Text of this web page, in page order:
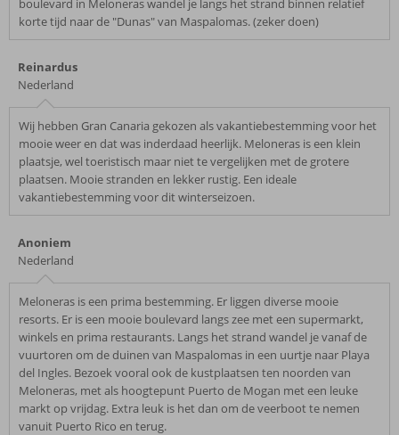
boulevard in Meloneras wandel je langs het strand binnen relatief
korte tijd naar de "Dunas" van Maspalomas. (zeker doen)
Reinardus
Nederland
Wij hebben Gran Canaria gekozen als vakantiebestemming voor het
mooie weer en dat was inderdaad heerlijk. Meloneras is een klein
plaatsje, wel toeristisch maar niet te vergelijken met de grotere
plaatsen. Mooie stranden en lekker rustig. Een ideale
vakantiebestemming voor dit winterseizoen.
Anoniem
Nederland
Meloneras is een prima bestemming. Er liggen diverse mooie
resorts. Er is een mooie boulevard langs zee met een supermarkt,
winkels en prima restaurants. Langs het strand wandel je vanaf de
vuurtoren om de duinen van Maspalomas in een uurtje naar Playa
del Ingles. Bezoek vooral ook de kustplaatsen ten noorden van
Meloneras, met als hoogtepunt Puerto de Mogan met een leuke
markt op vrijdag. Extra leuk is het dan om de veerboot te nemen
vanuit Puerto Rico en terug.